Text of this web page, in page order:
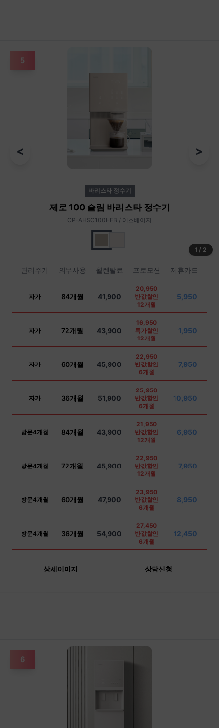
5
< >
바리스타 정수기
제로 100 슬림 바리스타 정수기
CP-AHSC100HEB / 어스베이지
1 / 2
관리주기 의무사용 월렌탈료 프로모션 제휴카드
자가 84개월 41,900
20,950
반값할인
12개월
5,950
자가 72개월 43,900
16,950
특가할인
12개월
1,950
자가 60개월 45,900
22,950
반값할인
6개월
7,950
자가 36개월 51,900
25,950
반값할인
6개월
10,950
방문4개월 84개월 43,900
21,950
반값할인
12개월
6,950
방문4개월 72개월 45,900
22,950
반값할인
12개월
7,950
방문4개월 60개월 47,900
23,950
반값할인
6개월
8,950
방문4개월 36개월 54,900
27,450
반값할인
6개월
12,450
상세이미지 상담신청
6